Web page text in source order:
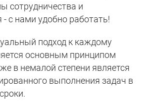
сотрудничества и
- с нами удобно работать!
подход к каждому
основным принципом
в немалой степени является
выполнения задач в